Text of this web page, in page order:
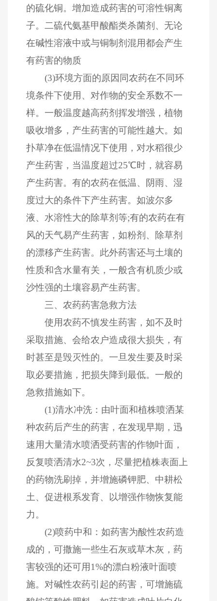
的硫化铜。增加造成药害的可溶性铜离
子。二硫代氨基甲酸酯类杀菌剂、无论
在碱性溶液中或与铜制剂混用都会产生
有药害的物质
(3)环境方面的原因同农药在不同环
境条件下使用、对作物的安全系数不一
样。一般温度越高药剂挥发增强，植物
吸收增多，产生药害的可能性越大。如
扑草净在低温情况下使用，对水稻很少
产生药害，当温度超过25℃时，就容易
产生药害。有的农药在低温、阴雨、湿
度过大的条件下产生药害。如波尔多
液、水溶性大的除草剂等;有的农药在有
风的天气易产生药害，如粉剂、除草剂
的漂移产生药害。此外药害还与土壤的
性质和含水量有关，一般含有机质少或
沙性强的土壤容易产生药害。
三、农药药害急救方法
使用农药不慎发生药害，如不及时
采取措施、会给农户造成很大损失，有
时甚至是毁灭性的。一旦发生要及时采
取必要措施，把损失降到最低。一般的
急救措施如下。
(1)清水冲洗：由叶面和植株喷洒某
种农药后产生的药害，在发现早期，迅
速用大量清水喷洒受药害的作物叶面，
反复喷洒清水2~3次，尽量把植株表面上
的药物洗刷掉，并增施磷钾肥、中耕松
土、促进根系发育、以增强作物恢复能
力。
(2)喷药中和：如药害为酸性农药造
成的，可撒施一些生石灰或草木灰，药
害较强的还可用1%的漂白粉液叶面喷
施。对碱性农药引起的药害，可增施硫